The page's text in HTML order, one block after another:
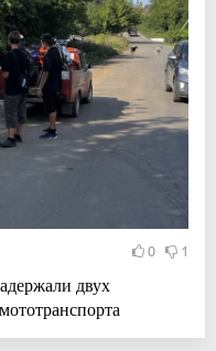
0 1
двух